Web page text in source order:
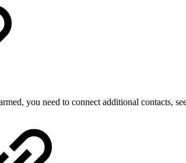
you need to connect additional contacts,